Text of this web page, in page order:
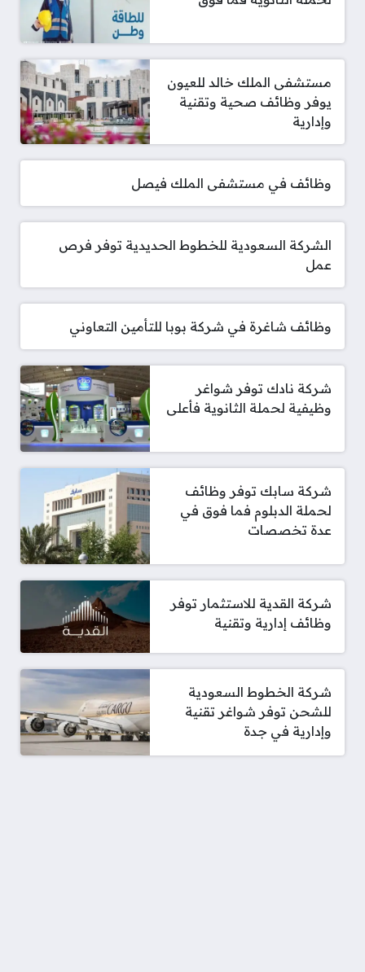
مستشفى الملك خالد للعيون
يوفر وظائف صحية وتقنية
وإدارية
وظائف في مستشفى الملك فيصل
الشركة السعودية للخطوط الحديدية توفر فرص
عمل
وظائف شاغرة في شركة بوبا للتأمين التعاوني
شركة نادك توفر شواغر
وظيفية لحملة الثانوية فأعلى
شركة سابك توفر وظائف
لحملة الدبلوم فما فوق في
عدة تخصصات
شركة القدية للاستثمار توفر
وظائف إدارية وتقنية
شركة الخطوط السعودية
للشحن توفر شواغر تقنية
وإدارية في جدة